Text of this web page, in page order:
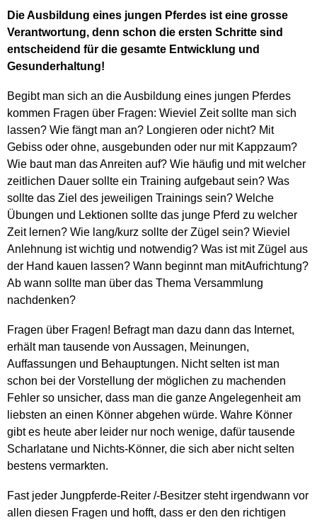
Die Ausbildung eines jungen Pferdes ist eine grosse
Verantwortung, denn schon die ersten Schritte sind
entscheidend für die gesamte Entwicklung und
Gesunderhaltung!
Begibt man sich an die Ausbildung eines jungen Pferdes
kommen Fragen über Fragen: Wieviel Zeit sollte man sich
lassen? Wie fängt man an? Longieren oder nicht? Mit
Gebiss oder ohne, ausgebunden oder nur mit Kappzaum?
Wie baut man das Anreiten auf? Wie häufig und mit welcher
zeitlichen Dauer sollte ein Training aufgebaut sein? Was
sollte das Ziel des jeweiligen Trainings sein? Welche
Übungen und Lektionen sollte das junge Pferd zu welcher
Zeit lernen? Wie lang/kurz sollte der Zügel sein? Wieviel
Anlehnung ist wichtig und notwendig? Was ist mit Zügel aus
der Hand kauen lassen? Wann beginnt man mitAufrichtung?
Ab wann sollte man über das Thema Versammlung
nachdenken?
Fragen über Fragen! Befragt man dazu dann das Internet,
erhält man tausende von Aussagen, Meinungen,
Auffassungen und Behauptungen. Nicht selten ist man
schon bei der Vorstellung der möglichen zu machenden
Fehler so unsicher, dass man die ganze Angelegenheit am
liebsten an einen Könner abgehen würde. Wahre Könner
gibt es heute aber leider nur noch wenige, dafür tausende
Scharlatane und Nichts-Könner, die sich aber nicht selten
bestens vermarkten.
Fast jeder Jungpferde-Reiter /-Besitzer steht irgendwann vor
allen diesen Fragen und hofft, dass er den den richtigen